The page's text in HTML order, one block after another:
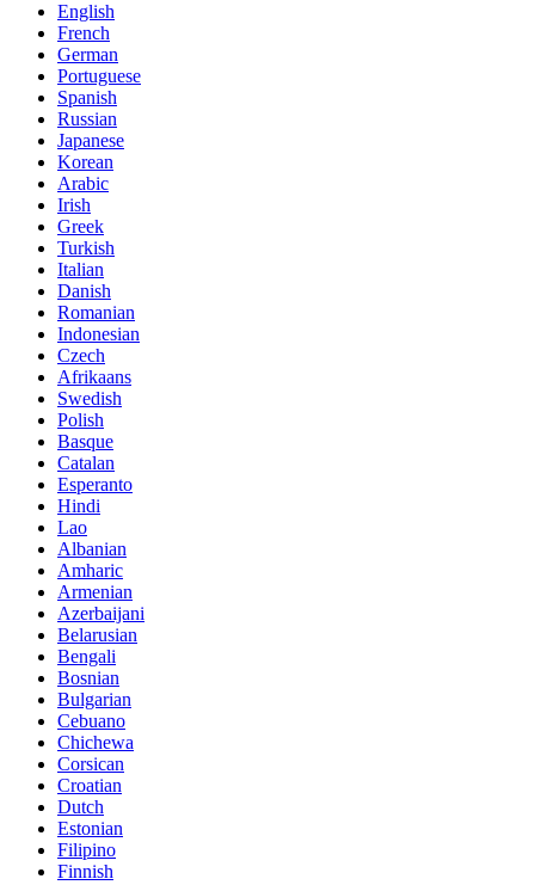
English
French
German
Portuguese
Spanish
Russian
Japanese
Korean
Arabic
Irish
Greek
Turkish
Italian
Danish
Romanian
Indonesian
Czech
Afrikaans
Swedish
Polish
Basque
Catalan
Esperanto
Hindi
Lao
Albanian
Amharic
Armenian
Azerbaijani
Belarusian
Bengali
Bosnian
Bulgarian
Cebuano
Chichewa
Corsican
Croatian
Dutch
Estonian
Filipino
Finnish